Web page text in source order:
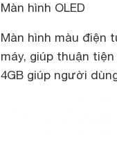
Màn hình OLED
Màn hình màu điện
máy, giúp thuận
4GB giúp người